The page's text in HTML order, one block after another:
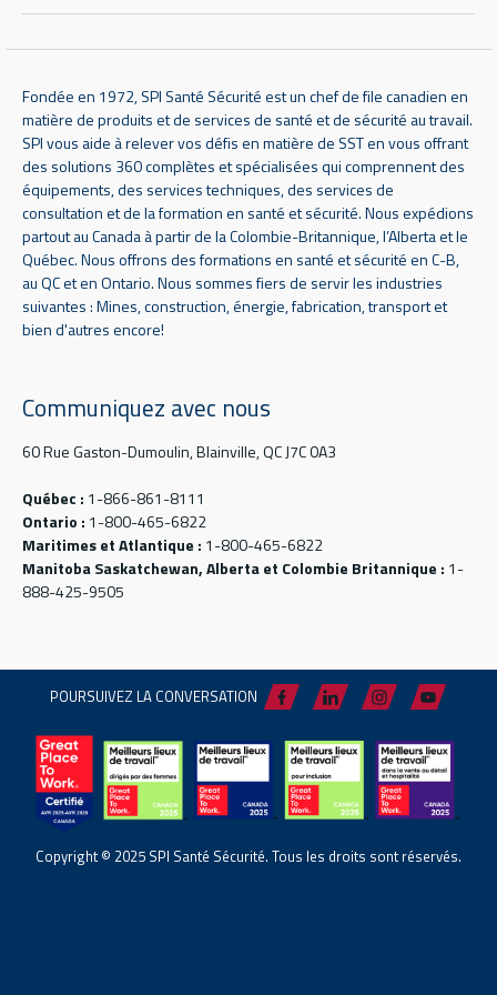
Fondée en 1972, SPI Santé Sécurité est un chef de file canadien en
matière de produits et de services de santé et de sécurité au travail.
SPI vous aide à relever vos défis en matière de SST en vous offrant
des solutions 360 complètes et spécialisées qui comprennent des
équipements, des services techniques, des services de
consultation et de la formation en santé et sécurité. Nous expédions
partout au Canada à partir de la Colombie-Britannique, l’Alberta et le
Québec. Nous offrons des formations en santé et sécurité en C-B,
au QC et en Ontario. Nous sommes fiers de servir les industries
suivantes : Mines, construction, énergie, fabrication, transport et
bien d'autres encore!
Communiquez avec nous
60 Rue Gaston-Dumoulin, Blainville, QC J7C 0A3
Québec : 1-866-861-8111
Ontario : 1-800-465-6822
Maritimes et Atlantique : 1-800-465-6822
Manitoba Saskatchewan, Alberta et Colombie Britannique : 1-
888-425-9505
POURSUIVEZ LA CONVERSATION
Copyright © 2025 SPI Santé Sécurité. Tous les droits sont réservés.